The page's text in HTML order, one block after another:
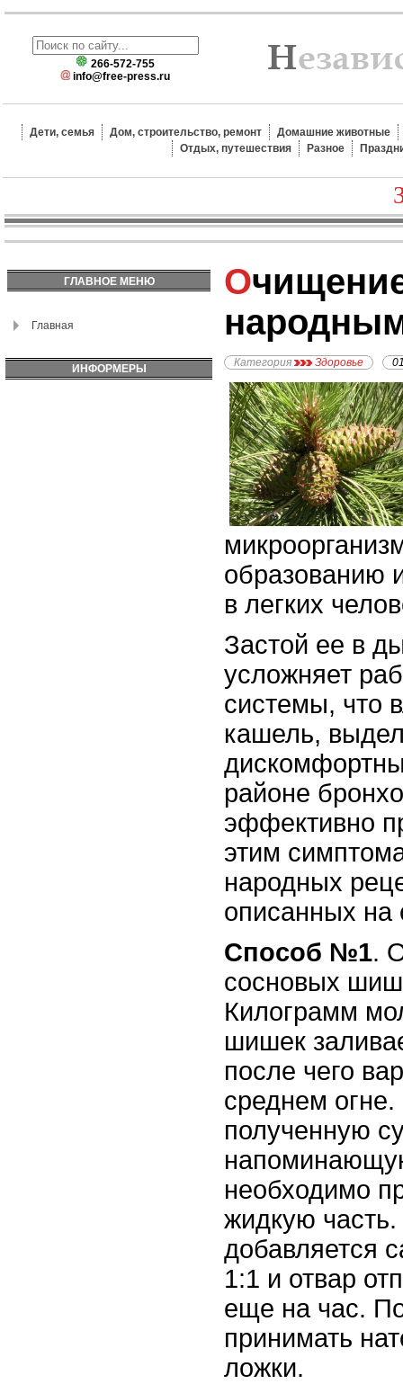
266-572-755
info@free-press.ru
Дети, семья Дом, строительство, ремонт
Домашние животные
Отдых, путешествия
Разное
ГЛАВНОЕ МЕНЮ
Главная
ИНФОРМЕРЫ
Очищение бронхов
Категория Здоровье
образованию
в легких
Застой ее в
усложняет
системы, что
кашель,
районе
эффективно
этим
народных
описанных на
Способ №1.
сосновых
Килограмм
шишек
после чего
среднем огне.
полученную
необходимо
жидкую
добавляется
1:1 и отвар
еще на час.
принимать
ложки.